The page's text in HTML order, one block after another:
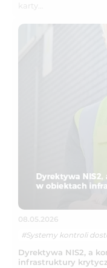
karty…
08.05.2026
#Systemy kontroli
Dyrektywa NIS2, a
infrastruktury